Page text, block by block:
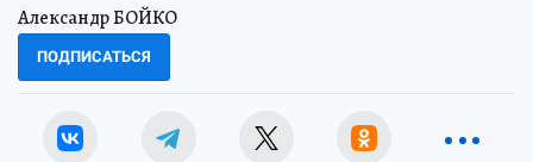
Александр БОЙКО
ПОДПИСАТЬСЯ